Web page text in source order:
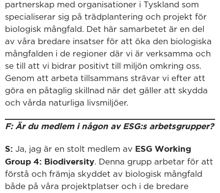
partnerskap med organisationer i Tyskland som
specialiserar sig på trädplantering och projekt för
biologisk mångfald. Det här samarbetet är en del
av våra bredare insatser för att öka den biologiska
mångfalden i de regioner där vi är verksamma och
se till att vi bidrar positivt till miljön omkring oss.
Genom att arbeta tillsammans strävar vi efter att
göra en påtaglig skillnad när det gäller att skydda
och vårda naturliga livsmiljöer.
F: Är du medlem i någon av ESG:s arbetsgrupper?
S: Ja, jag är en stolt medlem av ESG Working
Group 4: Biodiversity. Denna grupp arbetar för att
förstå och främja skyddet av biologisk mångfald
både på våra projektplatser och i de bredare